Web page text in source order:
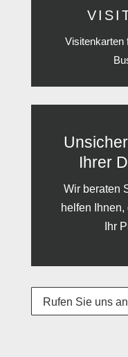
Visitenkarten
Ihrer
Wir beraten
helfen
Ihr
Rufen Sie uns